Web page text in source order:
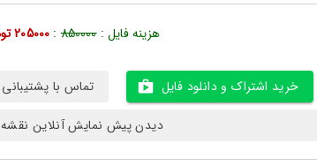
هزینه فایل :850000
: 205000 تومان
خرید اشتراک و دانلود فایل
تماس با پشتیبانی ای دی تلگرام E2PROIR@
دیدن پیش نمایش آنلاین نقشه